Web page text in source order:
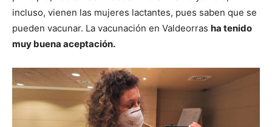
incluso, vienen las mujeres lactantes, pues saben que se
pueden vacunar. La vacunación en Valdeorras ha tenido
muy buena aceptación.